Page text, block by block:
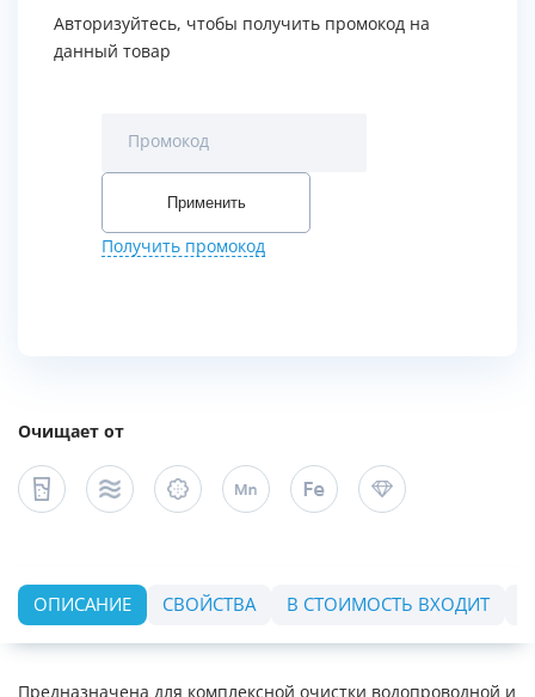
Авторизуйтесь, чтобы получить промокод на
данный товар
Промокод
Применить
Получить промокод
Очищает от
ОПИСАНИЕ СВОЙСТВА В СТОИМОСТЬ ВХОДИТ
Предназначена для комплексной очистки водопроводной и